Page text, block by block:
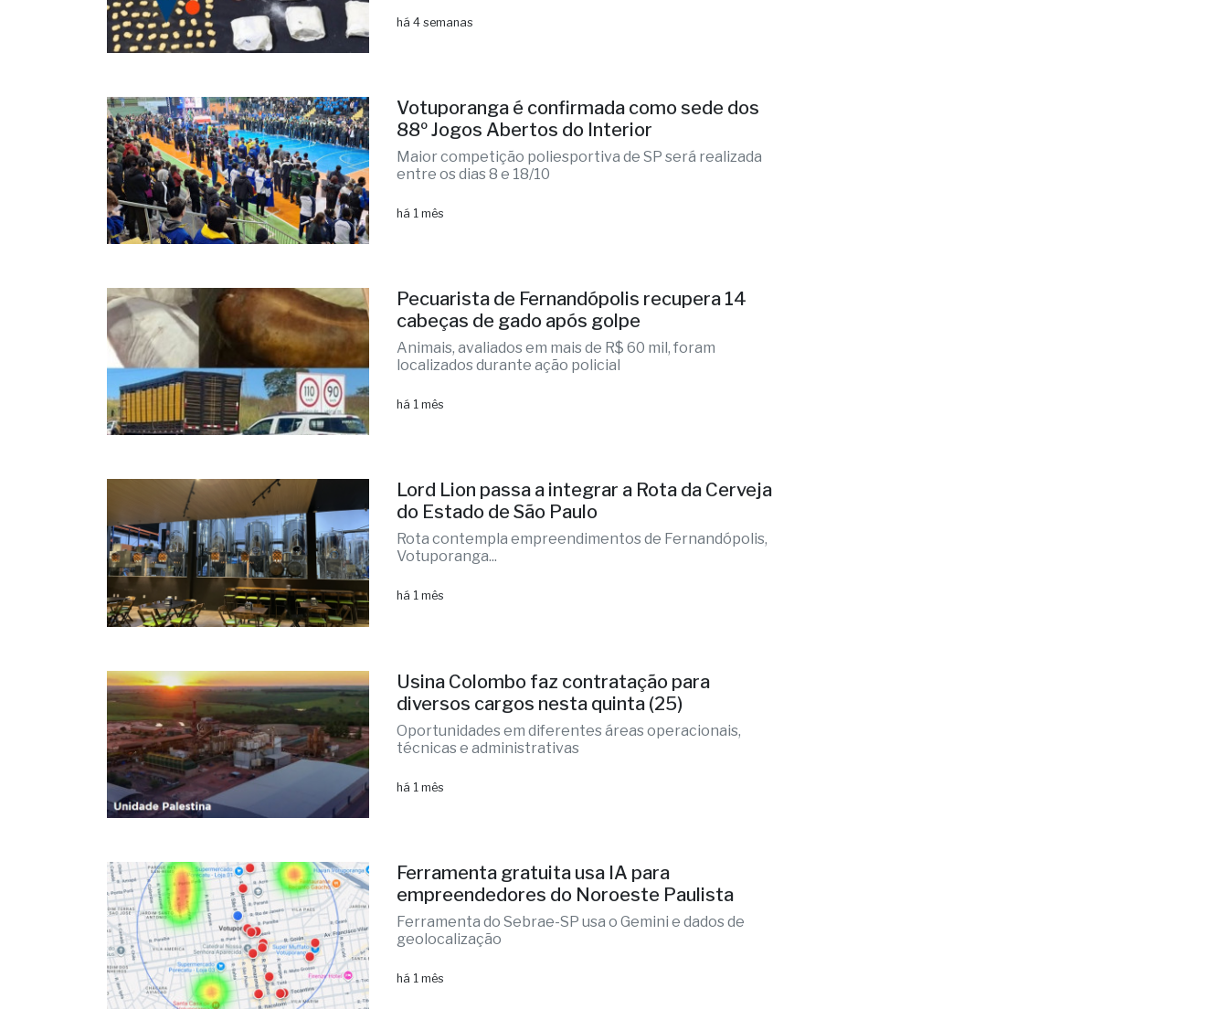
há 4 semanas
Votuporanga é confirmada como sede dos
88º Jogos Abertos do Interior
Maior competição poliesportiva de SP será realizada
entre os dias 8 e 18/10
há 1 mês
Pecuarista de Fernandópolis recupera 14
cabeças de gado após golpe
Animais, avaliados em mais de R$ 60 mil, foram
localizados durante ação policial
há 1 mês
Lord Lion passa a integrar a Rota da Cerveja
do Estado de São Paulo
Rota contempla empreendimentos de Fernandópolis,
Votuporanga...
há 1 mês
Usina Colombo faz contratação para
diversos cargos nesta quinta (25)
Oportunidades em diferentes áreas operacionais,
técnicas e administrativas
há 1 mês
Ferramenta gratuita usa IA para
empreendedores do Noroeste Paulista
Ferramenta do Sebrae-SP usa o Gemini e dados de
geolocalização
há 1 mês